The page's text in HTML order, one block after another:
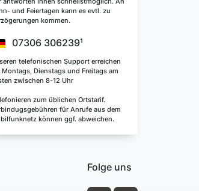
und Feiertagen kann es evtl. zu
kommen.
07306 306239¹
telefonischen Support erreichen
Montags, Dienstags und Freitags am
zwischen 8-12 Uhr
zum üblichen Ortstarif.
für Anrufe aus dem
können ggf. abweichen.
Folge uns